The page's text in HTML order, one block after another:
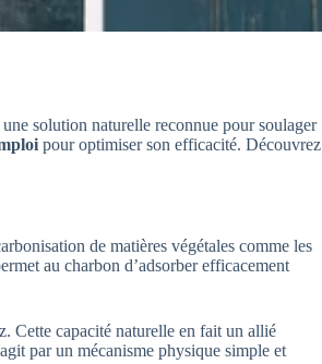
une solution naturelle reconnue pour soulager
pour optimiser son efficacité. Découvrez
de matières végétales comme les
au charbon d’adsorber efficacement
Cette capacité naturelle en fait un allié
par un mécanisme physique simple et